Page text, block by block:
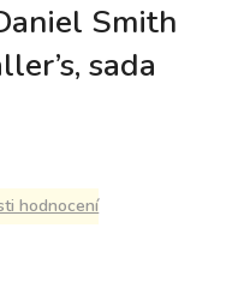
Smith
sada
hodnocení